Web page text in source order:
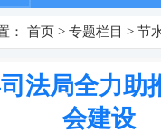
： 首页> 专题栏目 > 节
法局全力助
会建设